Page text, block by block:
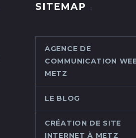
SITEMAP
AGENCE DE
COMMUNICATION
METZ
LE BLOG
CRÉATION DE SITE
INTERNET À METZ